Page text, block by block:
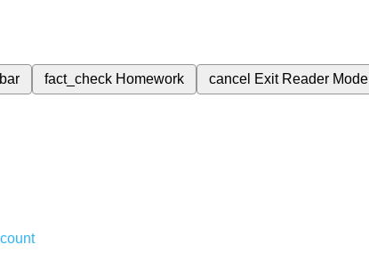
fact_check Homework cancel Exit Reader Mode